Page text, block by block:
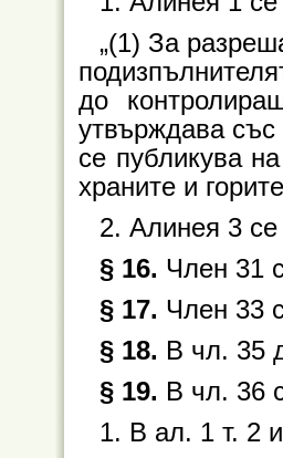
„(1) За
до
утвърждава със
се публикува
храните и
2. Алинея 3
§ 16. Член 31
§ 17. Член 33
§ 18. В чл. 35
§ 19. В чл. 36
1. В ал. 1 т. 2